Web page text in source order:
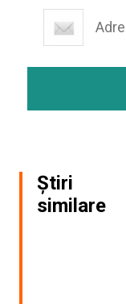
Știri
similare